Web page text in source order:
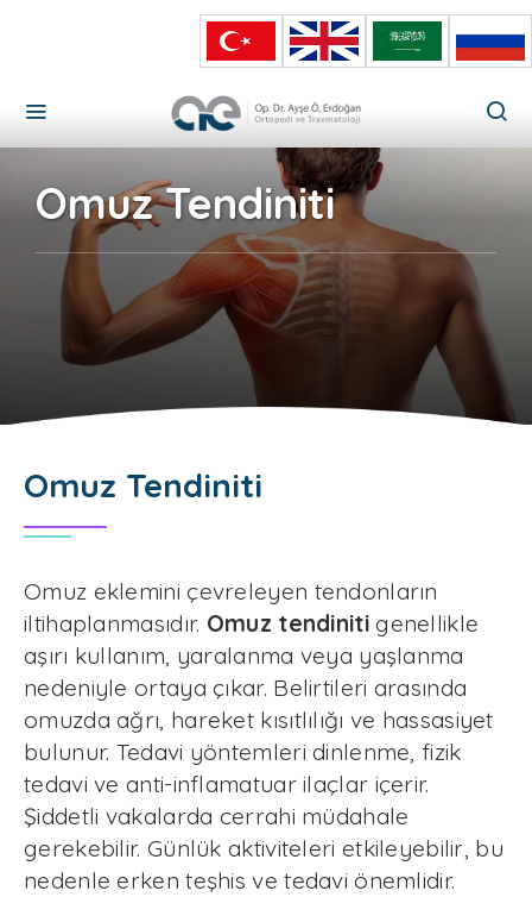
Omuz Tendiniti
Omuz Tendiniti
Omuz eklemini çevreleyen tendonların
iltihaplanmasıdır. Omuz tendinitigenellikle
aşırı kullanım, yaralanma veya yaşlanma
nedeniyle ortaya çıkar. Belirtileri arasında
omuzda ağrı, hareket kısıtlılığı ve hassasiyet
bulunur. Tedavi yöntemleri dinlenme, fizik
tedavi ve anti-inflamatuar ilaçlar içerir.
Şiddetli vakalarda cerrahi müdahale
gerekebilir. Günlük aktiviteleri etkileyebilir, bu
nedenle erken teşhis ve tedavi önemlidir.